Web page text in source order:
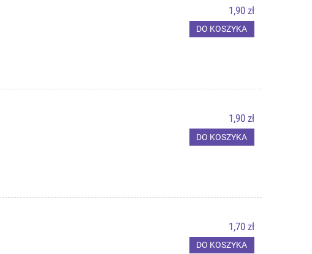
1,90 zł
DO KOSZYKA
1,90 zł
DO KOSZYKA
1,70 zł
DO KOSZYKA